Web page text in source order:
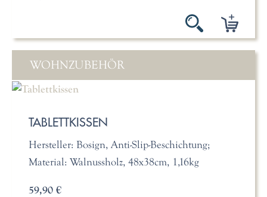
WOHNZUBEHÖR
TABLETTKISSEN
Hersteller: Bosign, Anti-Slip-Beschichtung;
Material: Walnussholz, 48x38cm, 1,16kg
59,90 €